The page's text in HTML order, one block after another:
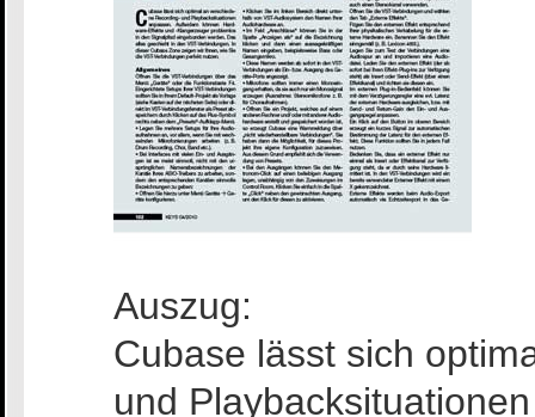
Auszug:
Cubase lässt sich
und